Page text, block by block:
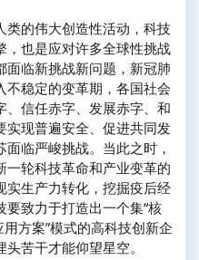
类的伟大创造性活动，科技
，也是应对许多全球性挑战
面临新挑战新问题，新冠肺
稳定的变革期，各国社会
信任赤字、发展赤字、和
实现普遍安全、促进共同发
临严峻挑战。当此之时，
一轮科技革命和产业变革的
实生产力转化，挖掘疫后经
致力于打造出一个集“核
方案”模式的高科技创新企
苦干才能仰望星空。